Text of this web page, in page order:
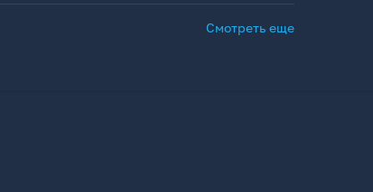
Смотреть еще